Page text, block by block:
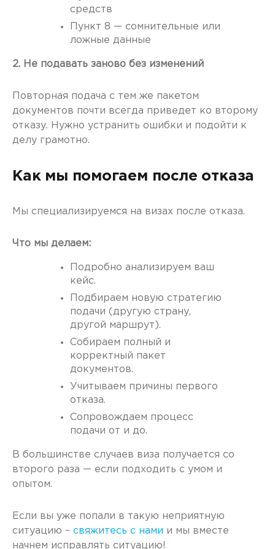
средств
Пункт 8 — сомнительные или
ложные данные
2. Не подавать заново без изменений
Повторная подача с тем же пакетом
документов почти всегда приведет ко второму
отказу. Нужно устранить ошибки и подойти к
делу грамотно.
Как мы помогаем после отказа
Мы специализируемся на визах после отказа.
Что мы делаем:
Подробно анализируем ваш
кейс.
Подбираем новую стратегию
подачи (другую страну,
другой маршрут).
Собираем полный и
корректный пакет
документов.
Учитываем причины первого
отказа.
Сопровождаем процесс
подачи от и до.
В большинстве случаев виза получается со
второго раза — если подходить с умом и
опытом.
Если вы уже попали в такую неприятную
ситуацию – свяжитесь с нами и мы вместе
начнем исправлять ситуацию!